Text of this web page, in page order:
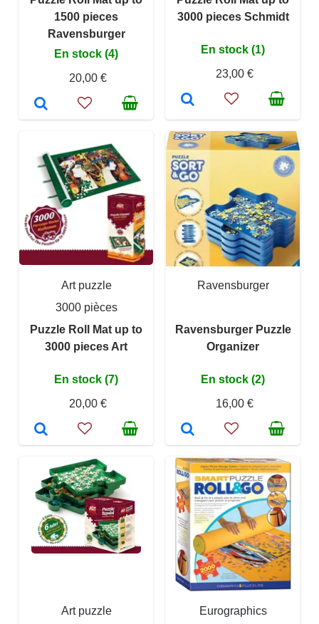
1500 pieces
Ravensburger
En stock (4)
20,00 €
3000 pieces Schmidt
En stock (1)
23,00 €
Art puzzle
3000 pièces
Puzzle Roll Mat up to
3000 pieces Art
En stock (7)
20,00 €
Ravensburger
Ravensburger Puzzle
Organizer
En stock (2)
16,00 €
Art puzzle
Eurographics